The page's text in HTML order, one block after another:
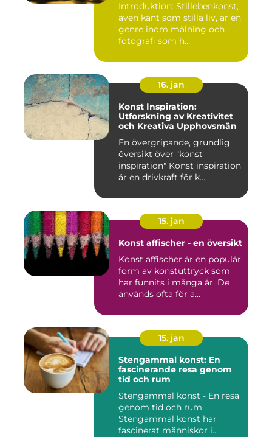
Introduktion: Stillebenkonst,
även känt som stilla liv, är en
genre inom målning och
fotografi som h...
16. jan
Konst Inspiration:
Utforskning av Kreativitet
och Kreativa Upphovsmän
En övergripande, grundlig
översikt över "konst
inspiration" Konst inspiration
är en drivkraft för k...
15. jan
Konst affischer - en översikt
Konst affischer är en populär
form av konstuttryck som
har funnits i många år. De
används ofta för a...
15. jan
Stengammal konst: En
fascinerande resa genom
tid och rum
Stengammal konst - En resa
genom tid och rum
Stengammal konst har
fascinerat människor i